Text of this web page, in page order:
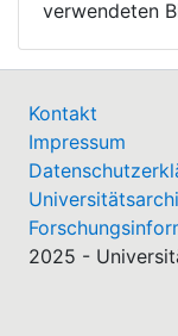
verwendeten
Kontakt
Impressum
2025 -